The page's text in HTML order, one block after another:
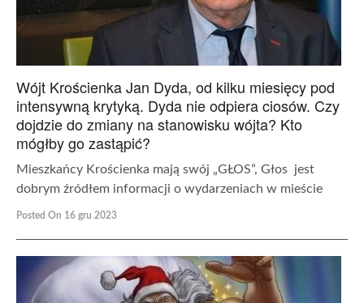
Wójt Krościenka Jan Dyda, od kilku miesięcy pod
intensywną krytyką. Dyda nie odpiera ciosów. Czy
dojdzie do zmiany na stanowisku wójta? Kto
mógłby go zastąpić?
Mieszkańcy Krościenka mają swój „GŁOS”, Głos jest
dobrym źródłem informacji o wydarzeniach w mieście
Posted On 16 gru 2023